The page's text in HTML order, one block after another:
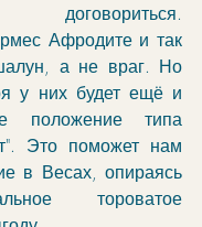
договориться.
Афродите и так
а не враг. Но
у них будет ещё и
положение типа
Это поможет нам
в Весах, опираясь
тороватое